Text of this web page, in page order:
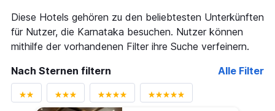
Diese Hotels gehören zu den beliebtesten Unterkünften
für Nutzer, die Karnataka besuchen. Nutzer können
mithilfe der vorhandenen Filter ihre Suche verfeinern.
Nach Sternen filtern
Alle Filter